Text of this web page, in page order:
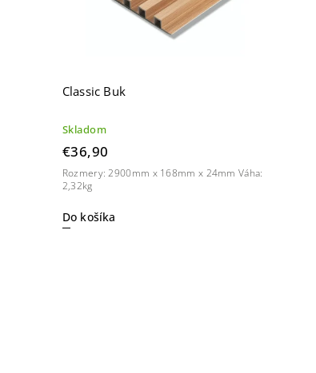
Classic Buk
Skladom
€36,90
Do košíka
Rozmery: 2900mm x 168mm x 24mm Váha:
2,32kg